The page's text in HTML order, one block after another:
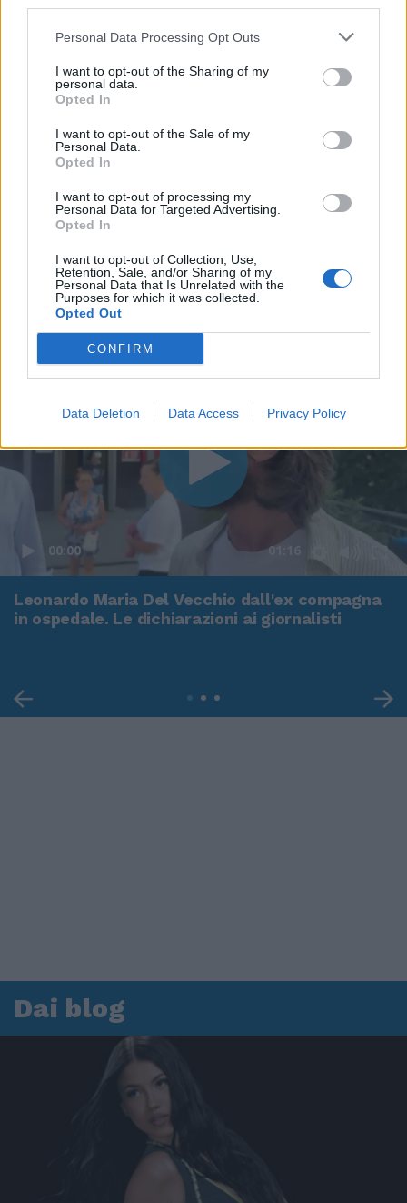
Personal Data Processing Opt Outs
I want to opt-out of the Sharing of my
personal data.
Opted In
I want to opt-out of the Sale of my
Personal Data.
Opted In
I want to opt-out of processing my
Personal Data for Targeted Advertising.
Opted In
I want to opt-out of Collection, Use,
Retention, Sale, and/or Sharing of my
Personal Data that Is Unrelated with the
Purposes for which it was collected.
Opted Out
CONFIRM
Data Deletion Data Access Privacy Policy
00:00 01:16
Leonardo Maria Del Vecchio dall'ex compagna
in ospedale. Le dichiarazioni ai giornalisti
Dai blog